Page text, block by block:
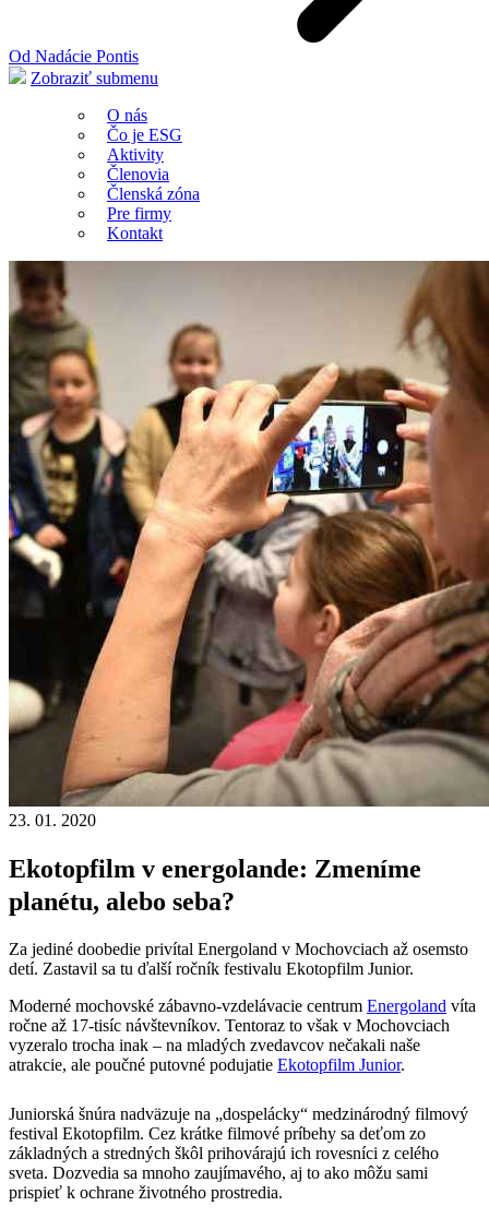
Od Nadácie Pontis
Zobraziť submenu
O nás
Čo je ESG
Aktivity
Členovia
Členská zóna
Pre firmy
Kontakt
23. 01. 2020
Ekotopfilm v energolande: Zmeníme
planétu, alebo seba?
Za jediné doobedie privítal Energoland v Mochovciach až osemsto
detí. Zastavil sa tu ďalší ročník festivalu Ekotopfilm Junior.
Moderné mochovské zábavno-vzdelávacie centrum Energoland víta
ročne až 17-tisíc návštevníkov. Tentoraz to však v Mochovciach
vyzeralo trocha inak – na mladých zvedavcov nečakali naše
atrakcie, ale poučné putovné podujatie Ekotopfilm Junior.
Juniorská šnúra nadväzuje na „dospelácky“ medzinárodný filmový
festival Ekotopfilm. Cez krátke filmové príbehy sa deťom zo
základných a stredných škôl prihovárajú ich rovesníci z celého
sveta. Dozvedia sa mnoho zaujímavého, aj to ako môžu sami
prispieť k ochrane životného prostredia.